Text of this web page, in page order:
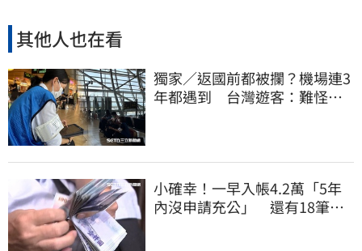
其他人也在看
獨家／返國前都被攔？機場連3
年都遇到 台灣遊客：難怪日
小確幸！一早入帳4.2萬「5年
內沒申請充公」 還有18筆錢